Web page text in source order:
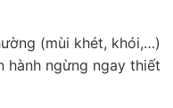
(mùi khét, khói,…)
hành ngừng ngay thiết